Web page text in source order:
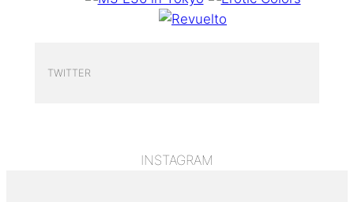
TWITTER
INSTAGRAM